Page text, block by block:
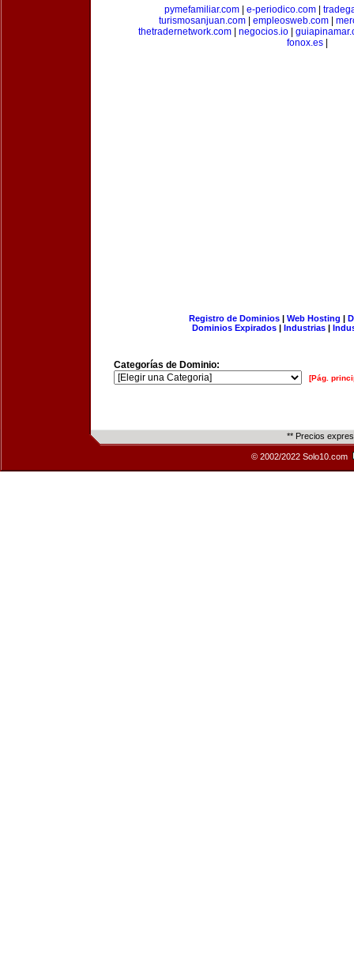
pymefamiliar.com| e-periodico.com|
turismosanjuan.com| empleosweb.com|
thetradernetwork.com
negocios.io
fonox.es
Registro de Dominios| Web Hosting |
Dominios Expirados | Industrias |
Categorías de Dominio:
[Pág.
** Precios
© 2002/2022 Solo10.com